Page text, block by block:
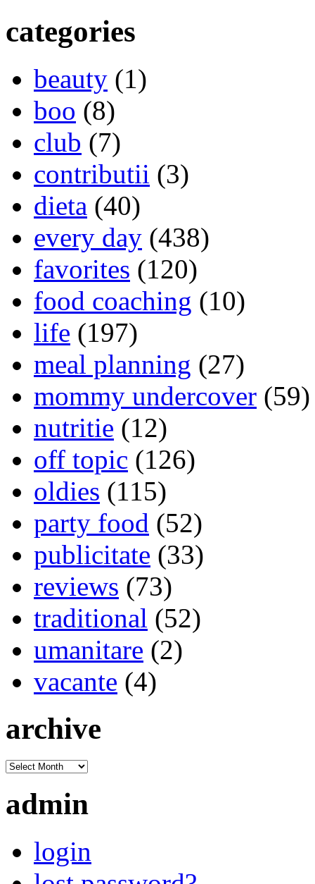
categories
beauty (1)
boo (8)
club (7)
contributii (3)
dieta (40)
every day (438)
favorites (120)
food coaching (10)
life (197)
meal planning (27)
mommy undercover (59)
nutritie (12)
off topic (126)
oldies (115)
party food (52)
publicitate (33)
reviews (73)
traditional (52)
umanitare (2)
vacante (4)
archive
admin
login